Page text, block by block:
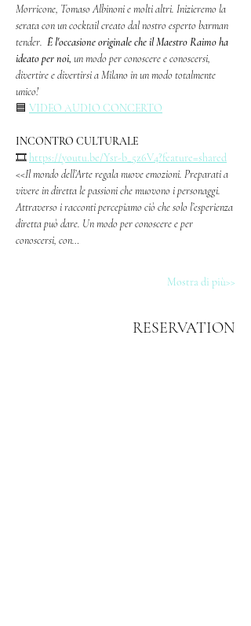
Morricone, Tomaso Albinoni e molti altri. Inizieremo la
serata con un cocktail creato dal nostro esperto barman
tender. È l'occasione originale che il Maestro Raimo ha
ideato per noi, un modo per conoscere e conoscersi,
divertire e divertirsi a Milano in un modo totalmente
unico!
🟦 VIDEO AUDIO CONCERTO
INCONTRO CULTURALE
🎞️ https://youtu.be/Ysr-b_5z6V4?feature=shared
<<Il mondo dell’Arte regala nuove emozioni. Preparati a
vivere in diretta le passioni che muovono i personaggi.
Attraverso i racconti percepiamo ciò che solo l’esperienza
diretta può dare. Un modo per conoscere e per
conoscersi, con…
Mostra di più>>
RESERVATION